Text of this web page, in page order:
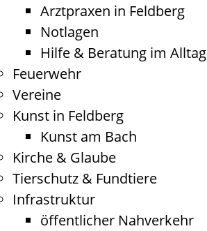
Arztpraxen in Feldberg
Notlagen
Hilfe & Beratung im Alltag
Feuerwehr
Vereine
Kunst in Feldberg
Kunst am Bach
Kirche & Glaube
Tierschutz & Fundtiere
Infrastruktur
öffentlicher Nahverkehr